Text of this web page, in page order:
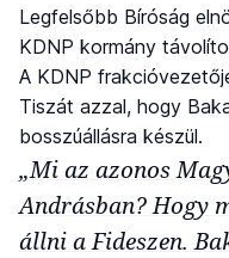
Legfelsőbb Bíróság
KDNP kormány
A KDNP
Tiszát azzal, hogy
bosszúállásra készül.
„Mi az azonos
Andrásban? Hogy
állni a Fideszen.